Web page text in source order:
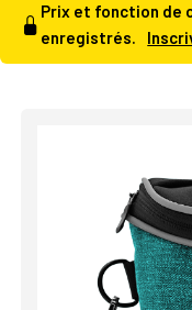
Prix et fonction de
enregistrés.